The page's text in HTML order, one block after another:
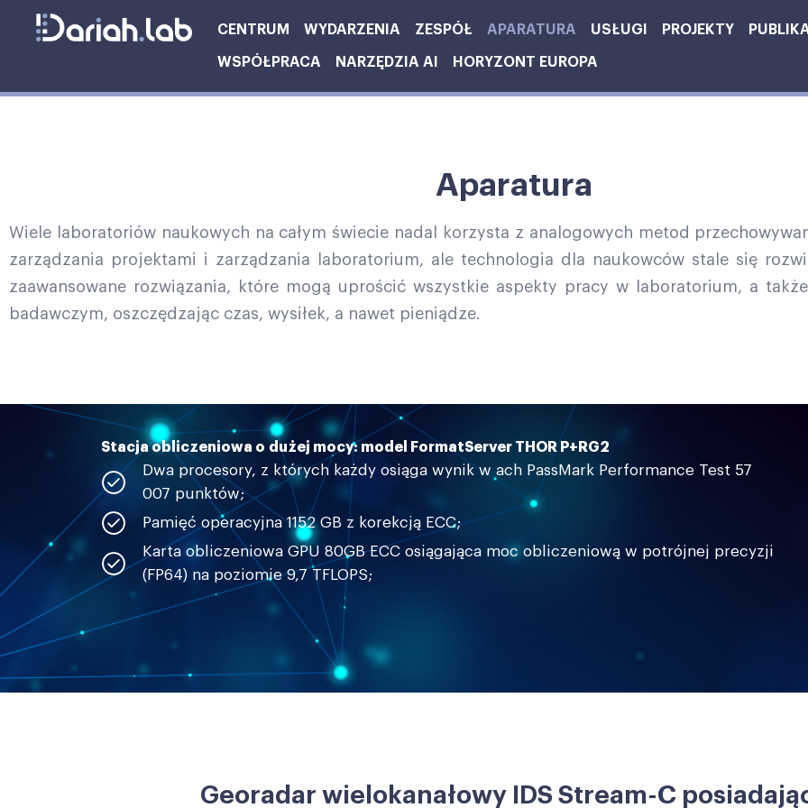
CENTRUM WYDARZENIA ZESPÓŁ APARATURA USŁUGI PROJEKTY
WSPÓŁPRACA NARZĘDZIA AI HORYZONT EUROPA
Aparatura
Wiele laboratoriów naukowych na całym świecie nadal korzysta z analogowych metod
zarządzania projektami i zarządzania laboratorium, ale technologia dla naukowców stale się
zaawansowane rozwiązania, które mogą uprościć wszystkie aspekty pracy w laboratorium, a
badawczym, oszczędzając czas, wysiłek, a nawet pieniądze.
Stacja obliczeniowa o dużej mocy: model FormatServer THOR P+RG2
Dwa procesory, z których każdy osiąga wynik w ach PassMark Performance Test 57
007 punktów;
Pamięć operacyjna 1152 GB z korekcją ECC;
Karta obliczeniowa GPU 80GB ECC osiągająca moc obliczeniową w potrójnej precyzji
(FP64) na poziomie 9,7 TFLOPS;
Georadar wielokanałowy IDS Stream-C